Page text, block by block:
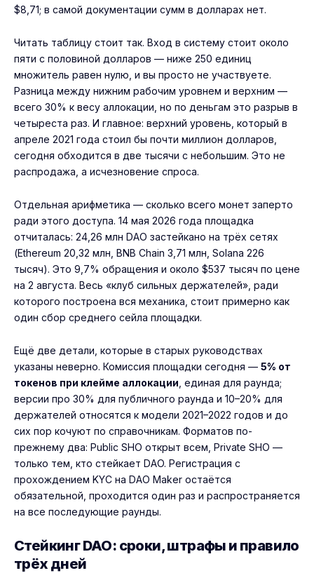
$8,71; в самой документации сумм в долларах нет.
Читать таблицу стоит так. Вход в систему стоит около
пяти с половиной долларов — ниже 250 единиц
множитель равен нулю, и вы просто не участвуете.
Разница между нижним рабочим уровнем и верхним —
всего 30% к весу аллокации, но по деньгам это разрыв в
четыреста раз. И главное: верхний уровень, который в
апреле 2021 года стоил бы почти миллион долларов,
сегодня обходится в две тысячи с небольшим. Это не
распродажа, а исчезновение спроса.
Отдельная арифметика — сколько всего монет заперто
ради этого доступа. 14 мая 2026 года площадка
отчиталась: 24,26 млн DAO застейкано на трёх сетях
(Ethereum 20,32 млн, BNB Chain 3,71 млн, Solana 226
тысяч). Это 9,7% обращения и около $537 тысяч по цене
на 2 августа. Весь «клуб сильных держателей», ради
которого построена вся механика, стоит примерно как
один сбор среднего сейла площадки.
Ещё две детали, которые в старых руководствах
указаны неверно. Комиссия площадки сегодня — 5% от
токенов при клейме аллокации , единая для раунда;
версии про 30% для публичного раунда и 10–20% для
держателей относятся к модели 2021–2022 годов и до
сих пор кочуют по справочникам. Форматов по-
прежнему два: Public SHO открыт всем, Private SHO —
только тем, кто стейкает DAO. Регистрация с
прохождением KYC на DAO Maker остаётся
обязательной, проходится один раз и распространяется
на все последующие раунды.
Стейкинг DAO: сроки, штрафы и правило
трёх дней